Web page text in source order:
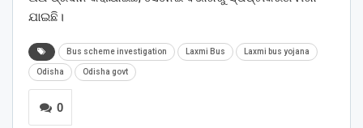
ଯାଇଛି।
Bus scheme investigation Laxmi Bus Laxmi bus yojana
Odisha Odisha govt
0